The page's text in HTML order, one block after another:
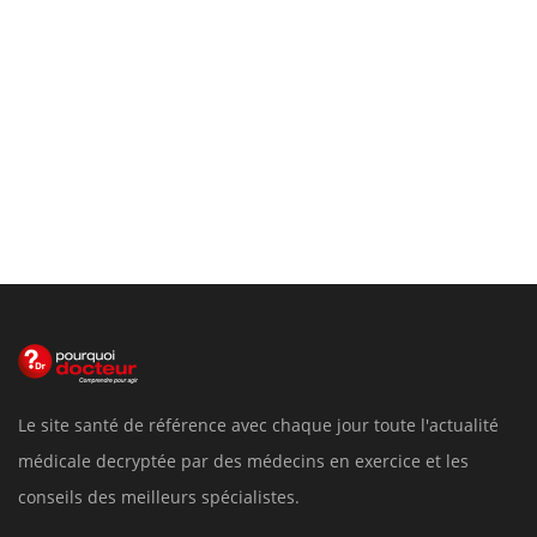
Le site santé de référence avec chaque jour toute l'actualité
médicale decryptée par des médecins en exercice et les
conseils des meilleurs spécialistes.